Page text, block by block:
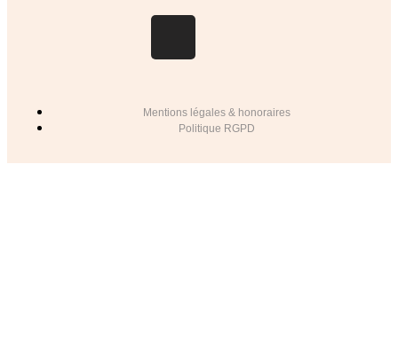
Mentions légales & honoraires
Politique RGPD